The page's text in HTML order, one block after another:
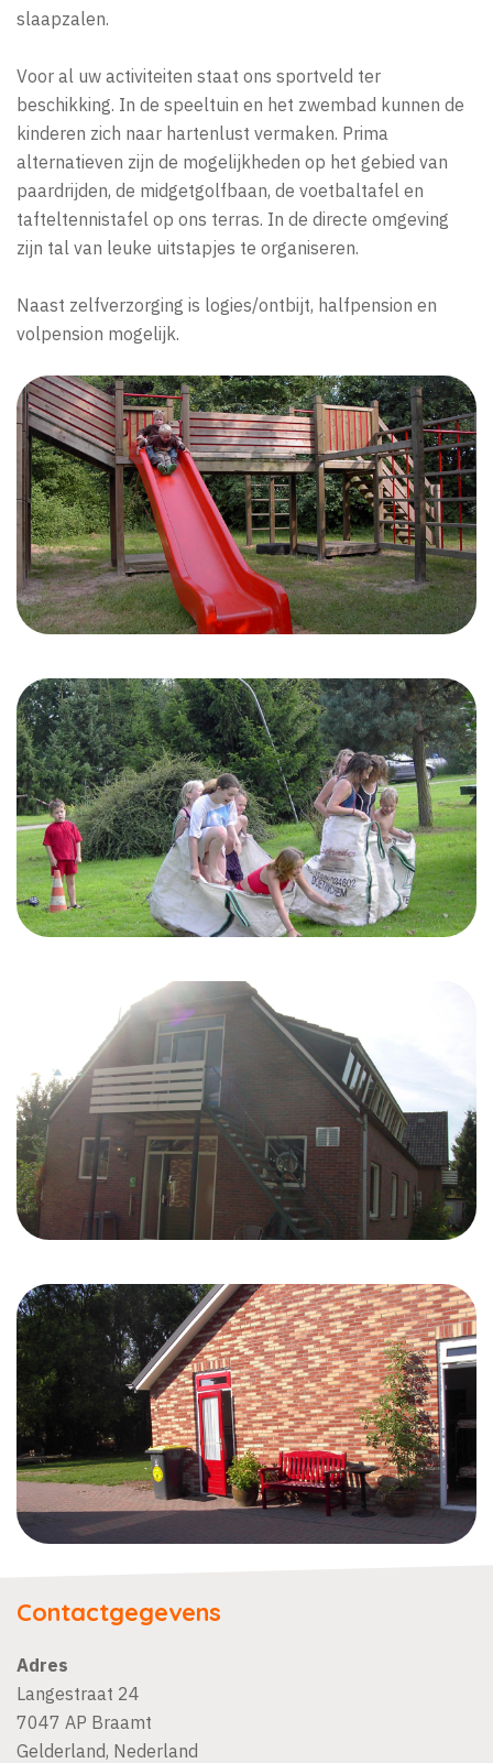
slaapzalen.
Voor al uw activiteiten staat ons sportveld ter
beschikking. In de speeltuin en het zwembad kunnen de
kinderen zich naar hartenlust vermaken. Prima
alternatieven zijn de mogelijkheden op het gebied van
paardrijden, de midgetgolfbaan, de voetbaltafel en
tafteltennistafel op ons terras. In de directe omgeving
zijn tal van leuke uitstapjes te organiseren.
Naast zelfverzorging is logies/ontbijt, halfpension en
volpension mogelijk.
Contactgegevens
Adres
Langestraat 24
7047 AP Braamt
Gelderland, Nederland